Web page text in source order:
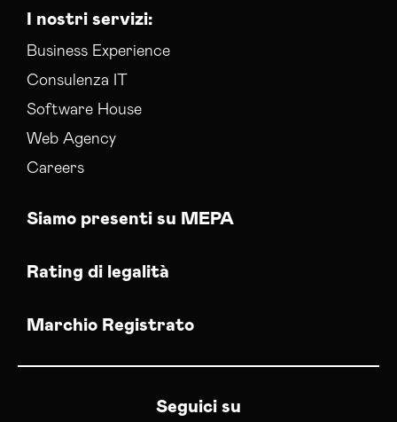
I nostri servizi:
Business Experience
Consulenza IT
Software House
Web Agency
Careers
Siamo presenti su MEPA
Rating di legalità
Marchio Registrato
Seguici su